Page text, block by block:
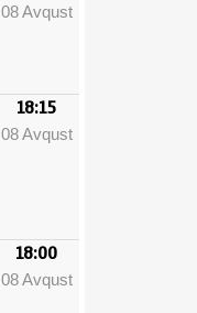
08 Avqust
18:15
08 Avqust
18:00
08 Avqust